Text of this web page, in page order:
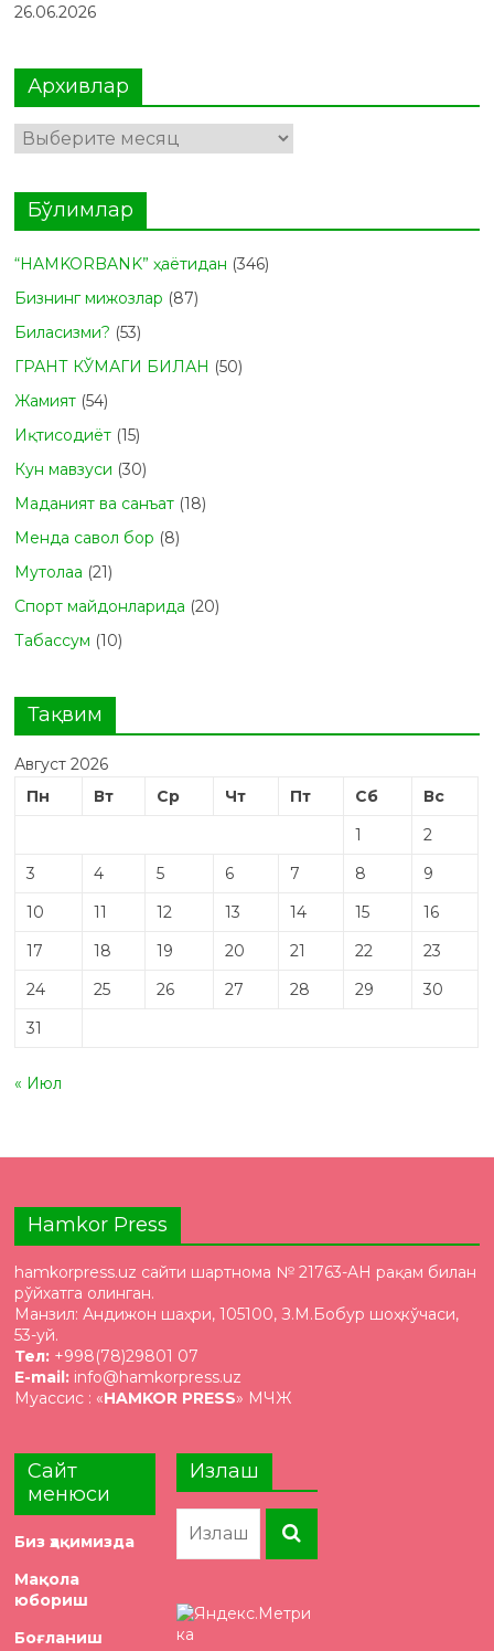
26.06.2026
Архивлар
Архивлар
Бўлимлар
“HAMKORBANK” ҳаётидан (346)
Бизнинг мижозлар (87)
Биласизми? (53)
ГРАНТ КЎМАГИ БИЛАН (50)
Жамият (54)
Иқтисодиёт (15)
Кун мавзуси (30)
Маданият ва санъат (18)
Менда савол бор (8)
Мутолаа (21)
Спорт майдонларида (20)
Табасcум (10)
Тақвим
Август 2026
Пн
Вт Ср Чт Пт Сб
Вс
1
2
3
4 5 6 7 8
9
10
11 12 13 14 15
16
17
18 19 20 21 22
23
24
25 26 27 28 29
30
31
« Июл
Hamkor Press
hamkorpress.uz сайти шартнома № 21763-AH рақам билан
рўйхатга олинган.
Манзил: Андижон шаҳри, 105100, З.М.Бобур шоҳкўчаси,
53-уй.
Тел: +998(78)29801 07
E-mail: info@hamkorpress.uz
Муассис : «HAMKOR PRESS» МЧЖ
Сайт
менюси
Биз ҳақимизда
Мақола
юбориш
Боғланиш
Излаш